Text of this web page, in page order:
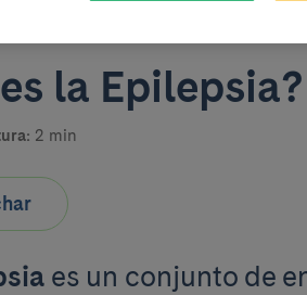
la Epilepsia?
2 min
es un conjunto de